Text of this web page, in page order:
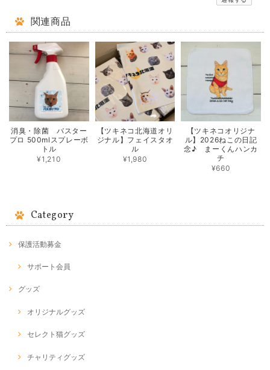
関連商品
消臭・除菌 バスター
プロ 500mlスプレーボ
トル
¥1,210
【ツキネコ北海道オリ
ジナル】フェイスタオ
ル
¥1,980
【ツキネコオリジナ
ル】2026ねこの日記
念♪ まーくんハンカ
チ
¥660
Category
保護活動募金
サポート会員
グッズ
オリジナルグッズ
セレクト猫グッズ
チャリティグッズ